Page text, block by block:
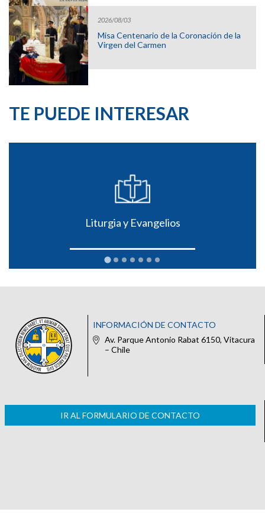
2026/08/03
Misa Centenario de la Coronación de la
Virgen del Carmen
TE PUEDE INTERESAR
Liturgia y Evangelios
INFORMACIÓN DE CONTACTO
Av. Parque Antonio Rabat 6150, Vitacura
– Chile
IR AL FORMULARIO DE CONTACTO